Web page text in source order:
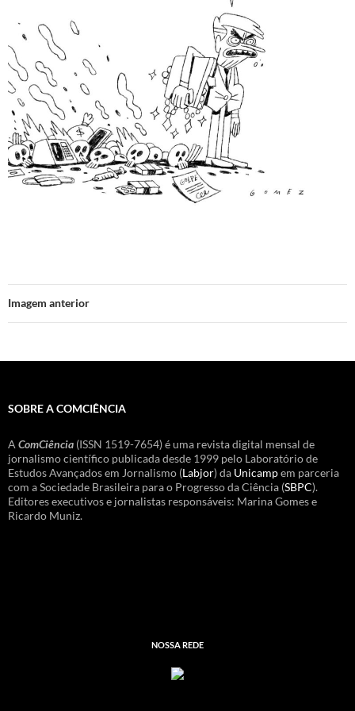
Imagem anterior
SOBRE A COMCIÊNCIA
A ComCiência (ISSN 1519-7654) é uma revista digital mensal de
jornalismo científico publicada desde 1999 pelo Laboratório de
Estudos Avançados em Jornalismo (Labjor) da Unicampem parceria
com a Sociedade Brasileira para o Progresso da Ciência (SBPC).
Editores executivos e jornalistas responsáveis: Marina Gomes e
Ricardo Muniz.
NOSSA REDE